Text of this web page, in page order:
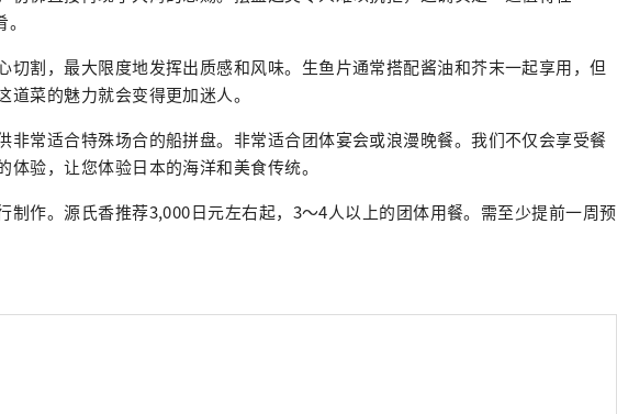
切割，最大限度地发挥出质感和风味。生鱼片通常搭配酱油和芥末一起享用，但
道菜的魅力就会变得更加迷人。
非常适合特殊场合的船拼盘。非常适合团体宴会或浪漫晚餐。我们不仅会享受餐
体验，让您体验日本的海洋和美食传统。
制作。源氏香推荐3,000日元左右起，3～4人以上的团体用餐。需至少提前一周预